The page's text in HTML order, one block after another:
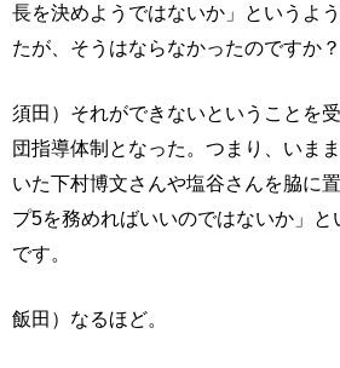
長を決めようではないか」というよ
たが、そうはならなかったのですか？
須田）それができないということを
団指導体制となった。つまり、いま
いた下村博文さんや塩谷さんを脇に
プ5を務めればいいのではないか」
です。
飯田）なるほど。